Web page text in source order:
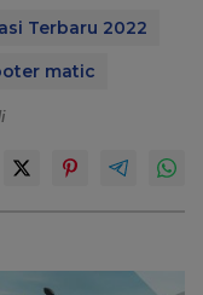
Terbaru 2022
matic